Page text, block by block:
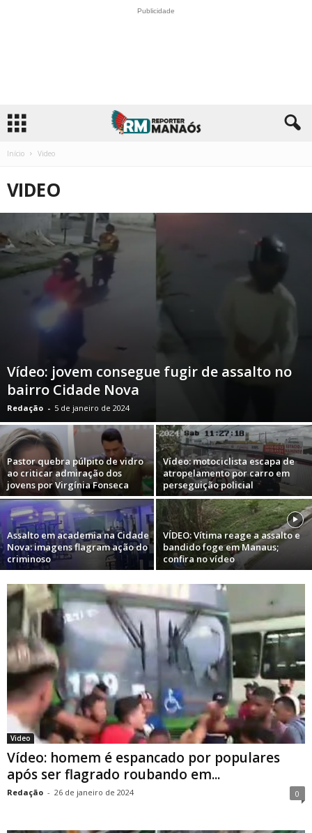
Publicidade
Início Video
VIDEO
Vídeo: jovem consegue fugir de assalto no
bairro Cidade Nova
Redação - 5 de janeiro de 2024
Pastor quebra púlpito de vidro
ao criticar admiração dos
jovens por Virgínia Fonseca
Vídeo: motociclista escapa de
atropelamento por carro em
perseguição policial
Assalto em academia na Cidade
Nova: imagens flagram ação do
criminoso
VÍDEO: Vítima reage a assalto e
bandido foge em Manaus;
confira no vídeo
Video
Vídeo: homem é espancado por populares
após ser flagrado roubando em...
Redação - 26 de janeiro de 2024 0